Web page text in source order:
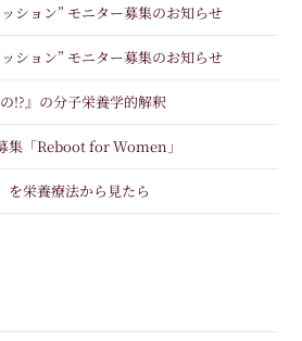
ション” モニター募集のお知らせ
ション” モニター募集のお知らせ
!?』の分子栄養学的解釈
集「Reboot for Women」
を栄養療法から見たら